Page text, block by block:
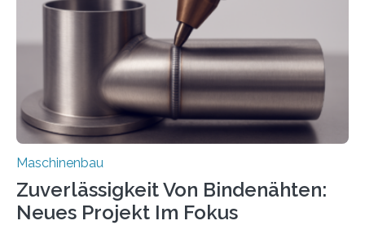
besser in spezifische Unternehmensprozesse
einzubinden. Sankt Augustin – Zur Messe FACHPACK
vom 23. bis 25. September in Nürnberg…
Maschinenbau
Zuverlässigkeit Von Bindenähten:
Neues Projekt Im Fokus